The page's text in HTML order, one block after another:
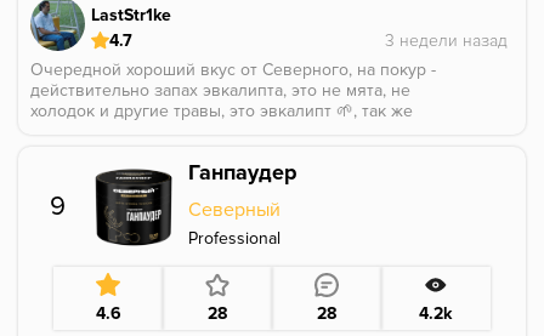
LastStr1ke
4.7
Очередной хороший вкус от Северного, на покур -
действительно запах эвкалипта, это не мята, не
холодок и другие травы, это эвкалипт 🌱, так же
хорошо, но нужно класть не более 20-30% ибо по
аромке этот аромат очень сильный.
9
Ганпаудер
Северный
Professional
4.6 28 28 4.2k